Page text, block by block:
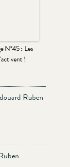
N°45 : Les
!
Ruben